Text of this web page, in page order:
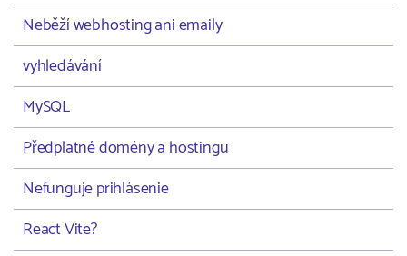
Neběží webhosting ani emaily
vyhledávání
MySQL
Předplatné domény a hostingu
Nefunguje prihlásenie
React Vite?